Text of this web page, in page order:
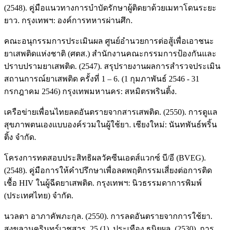
(2548). คู่มือแนวทางการบำบัดรักษาผู้ติดยาด้วยเมทาโดนระยะ
ยาว. กรุงเทพฯ: องค์การทหารผ่านศึก.
คณะอนุกรรมการประเมินผล ศูนย์อำนวยการต่อสู้เพื่อเอาชนะ
ยาเสพติดแห่งชาติ (ศตส.) สำนักงานคณะกรรมการป้องกันและ
ปราบปรามยาเสพติด. (2547). สรุปรายงานผลการสำรวจประเมิน
สถานการณ์ยาเสพติด ครั้งที่ 1 – 6. (1 กุมภาพันธ์ 2546 - 31
กรกฎาคม 2546) กรุงเทพมหานคร: สหมิตรพรินติ้ง.
เครือข่ายเพื่อนไทยลดอันตรายจากสารเสพติด. (2550). การดูแล
สุขภาพตนเองแบบองค์รวมในผู้ใช้ยา. เชียงใหม่: นันทพันธ์พริ้น
ติ้ง จำกัด.
โครงการทดสอบประสิทธิผลวัคซีนเอดส์แวกซ์ บี/อี (BVEG).
(2548). คู่มือการให้คำปรึกษาเพื่อลดพฤติกรรมเสี่ยงต่อการติด
เชื้อ HIV ในผู้ฉีดยาเสพติด. กรุงเทพฯ: นิวธรรมดาการพิมพ์
(ประเทศไทย) จำกัด.
นวลตา อาภาคัพภะกุล. (2550). การลดอันตรายจากการใช้ยา.